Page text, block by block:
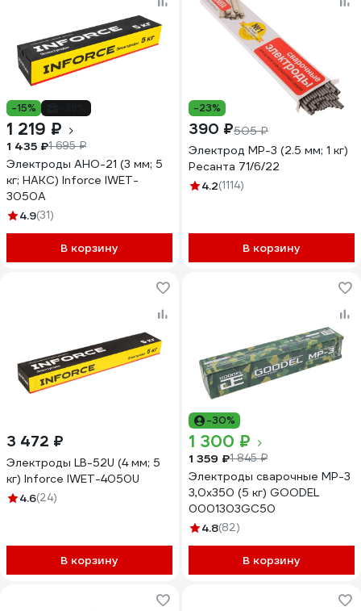
-15%
1 219 ₽
1 435 ₽1 695 ₽
Электроды АНО-21 (3 мм; 5
кг; НАКС) Inforce IWET-
3050A
4.9(31)
В корзину
-23%
390 ₽505 ₽
Электрод МР-3 (2.5 мм; 1 кг)
Ресанта 71/6/22
4.2(1114)
В корзину
3 472 ₽
Электроды LB-52U (4 мм; 5
кг) Inforce IWET-4050U
4.6(24)
В корзину
-30%
1 300 ₽
1 359 ₽1 845 ₽
Электроды сварочные МР-3
3,0х350 (5 кг) GOODEL
0001303GC50
4.8(82)
В корзину